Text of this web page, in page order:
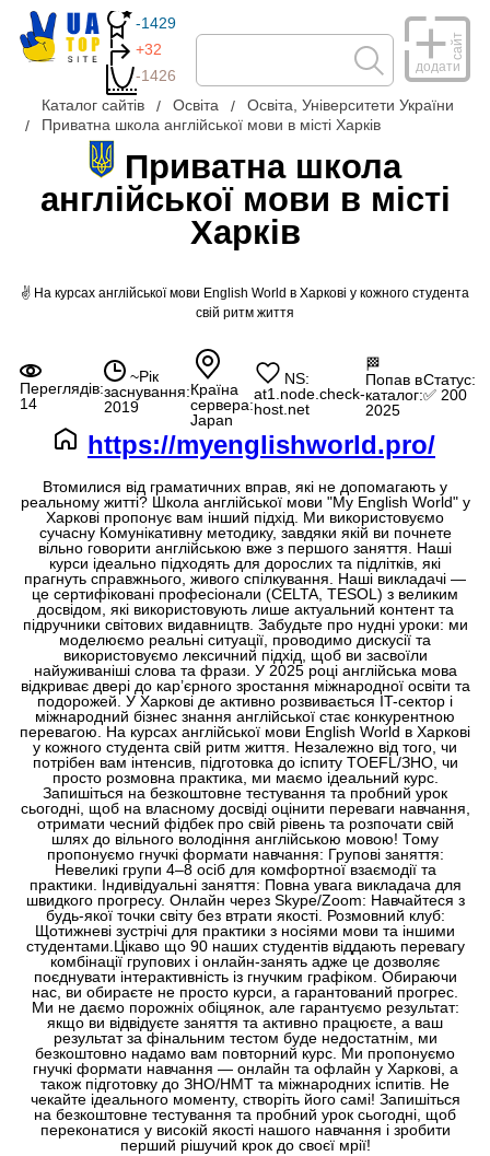
-1429
+32
-1426
додати
сайт
Каталог сайтів Освіта
Освіта, Університети України
Приватна школа англійської мови в місті Харків
Приватна школа
англійської мови в місті
Харків
✌ На курсах англійської мови English World в Харкові у кожного студента
свій ритм життя
Переглядів:
14
~Рік
заснування:
2019
Країна
сервера:
Japan
NS:
at1.node.check-
host.net
🏁
Попав в
каталог:
2025
Статус:
✅ 200
https://myenglishworld.pro/
Втомилися від граматичних вправ, які не допомагають у
реальному житті? Школа англійської мови "My English World" у
Харкові пропонує вам інший підхід. Ми використовуємо
сучасну Комунікативну методику, завдяки якій ви почнете
вільно говорити англійською вже з першого заняття. Наші
курси ідеально підходять для дорослих та підлітків, які
прагнуть справжнього, живого спілкування. Наші викладачі —
це сертифіковані професіонали (CELTA, TESOL) з великим
досвідом, які використовують лише актуальний контент та
підручники світових видавництв. Забудьте про нудні уроки: ми
моделюємо реальні ситуації, проводимо дискусії та
використовуємо лексичний підхід, щоб ви засвоїли
найуживаніші слова та фрази. У 2025 році англійська мова
відкриває двері до кар’єрного зростання міжнародної освіти та
подорожей. У Харкові де активно розвивається IT-сектор і
міжнародний бізнес знання англійської стає конкурентною
перевагою. На курсах англійської мови English World в Харкові
у кожного студента свій ритм життя. Незалежно від того, чи
потрібен вам інтенсив, підготовка до іспиту TOEFL/ЗНО, чи
просто розмовна практика, ми маємо ідеальний курс.
Запишіться на безкоштовне тестування та пробний урок
сьогодні, щоб на власному досвіді оцінити переваги навчання,
отримати чесний фідбек про свій рівень та розпочати свій
шлях до вільного володіння англійською мовою! Тому
пропонуємо гнучкі формати навчання: Групові заняття:
Невеликі групи 4–8 осіб для комфортної взаємодії та
практики. Індивідуальні заняття: Повна увага викладача для
швидкого прогресу. Онлайн через Skype/Zoom: Навчайтеся з
будь-якої точки світу без втрати якості. Розмовний клуб:
Щотижневі зустрічі для практики з носіями мови та іншими
студентами.Цікаво що 90 наших студентів віддають перевагу
комбінації групових і онлайн-занять адже це дозволяє
поєднувати інтерактивність із гнучким графіком. Обираючи
нас, ви обираєте не просто курси, а гарантований прогрес.
Ми не даємо порожніх обіцянок, але гарантуємо результат:
якщо ви відвідуєте заняття та активно працюєте, а ваш
результат за фінальним тестом буде недостатнім, ми
безкоштовно надамо вам повторний курс. Ми пропонуємо
гнучкі формати навчання — онлайн та офлайн у Харкові, а
також підготовку до ЗНО/НМТ та міжнародних іспитів. Не
чекайте ідеального моменту, створіть його самі! Запишіться
на безкоштовне тестування та пробний урок сьогодні, щоб
переконатися у високій якості нашого навчання і зробити
перший рішучий крок до своєї мрії!